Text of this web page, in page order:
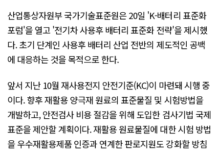
산업통상자원부 국가기술표준원은 20일 'K-배터리 표준화
포럼'을 열고 '전기차 사용후 배터리 표준화 전략'을 제시했
다. 초기 단계인 사용후 배터리 산업 전반의 제도적인 공백
에 대응하는 것을 목적으로 한다.
앞서 지난 10월 재사용전지 안전기준(KC)이 마련돼 시행 중
이다. 향후 재활용 양극재 원료의 표준물질 및 시험방법을
개발하고, 안전검사 비용 절감을 위해 도입한 검사기법 국제
표준을 제안할 계획이다. 재활용 원료물질에 대한 시험 방법
을 우수재활용제품 인증과 연계한 판로지원도 강화할 방침